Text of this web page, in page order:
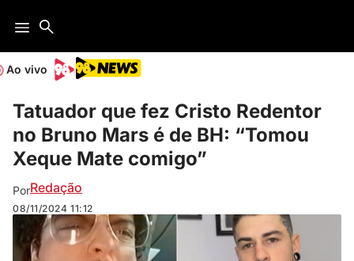
Ao vivo
Tatuador que fez Cristo Redentor
no Bruno Mars é de BH: “Tomou
Xeque Mate comigo”
PorRedação
08/11/2024 11:12